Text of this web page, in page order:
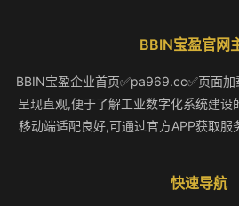
BBIN宝盈官网
BBIN宝盈企业首页✅pa969.cc✅页面
呈现直观,便于了解工业数字化系统建设
移动端适配良好,可通过官方APP获取服
快速导航